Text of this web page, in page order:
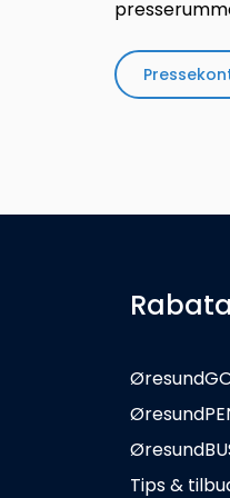
Tips &